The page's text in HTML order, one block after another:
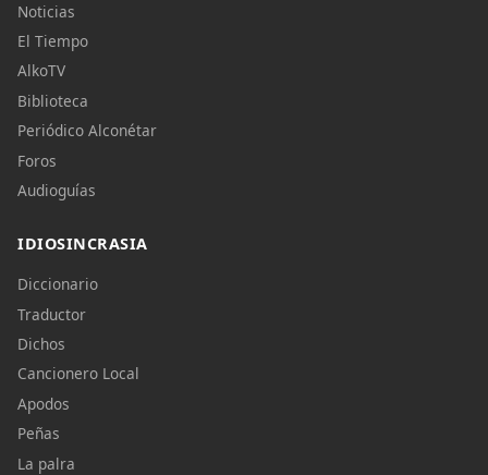
Noticias
El Tiempo
AlkoTV
Biblioteca
Periódico Alconétar
Foros
Audioguías
IDIOSINCRASIA
Diccionario
Traductor
Dichos
Cancionero Local
Apodos
Peñas
La palra